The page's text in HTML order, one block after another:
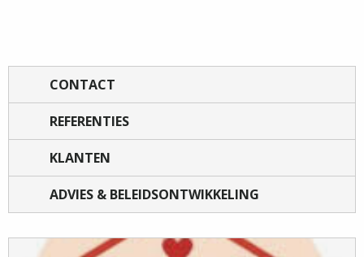
CONTACT
REFERENTIES
KLANTEN
ADVIES & BELEIDSONTWIKKELING